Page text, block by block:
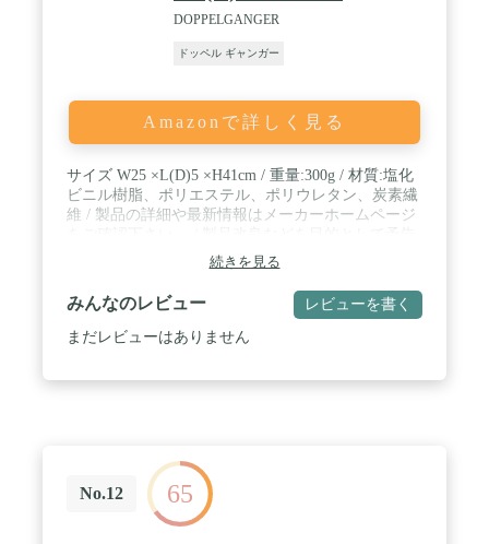
DOPPELGANGER
ドッペル ギャンガー
Amazonで詳しく見る
サイズ W25 ×L(D)5 ×H41cm / 重量:300g / 材質:塩化
ビニル樹脂、ポリエステル、ポリウレタン、炭素繊
維 / 製品の詳細や最新情報はメーカーホームページ
なしに仕様を変更する場合があります。 / 製品につ
きましては細心の品質管理を行っておりますが、万
一製品に不具合・不足部品等がございましたら、取
扱説明書に記載のメーカーサポート窓口までお問い
合わせ下さい。 / 部門名: ユニセックス大人
続きを見る
みんなのレビュー レビューを書く
まだレビューはありません
No.12 65